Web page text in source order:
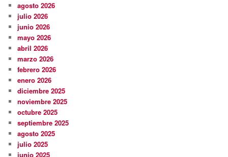
agosto 2026
julio 2026
junio 2026
mayo 2026
abril 2026
marzo 2026
febrero 2026
enero 2026
diciembre 2025
noviembre 2025
octubre 2025
septiembre 2025
agosto 2025
julio 2025
junio 2025